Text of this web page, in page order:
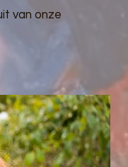
van onze